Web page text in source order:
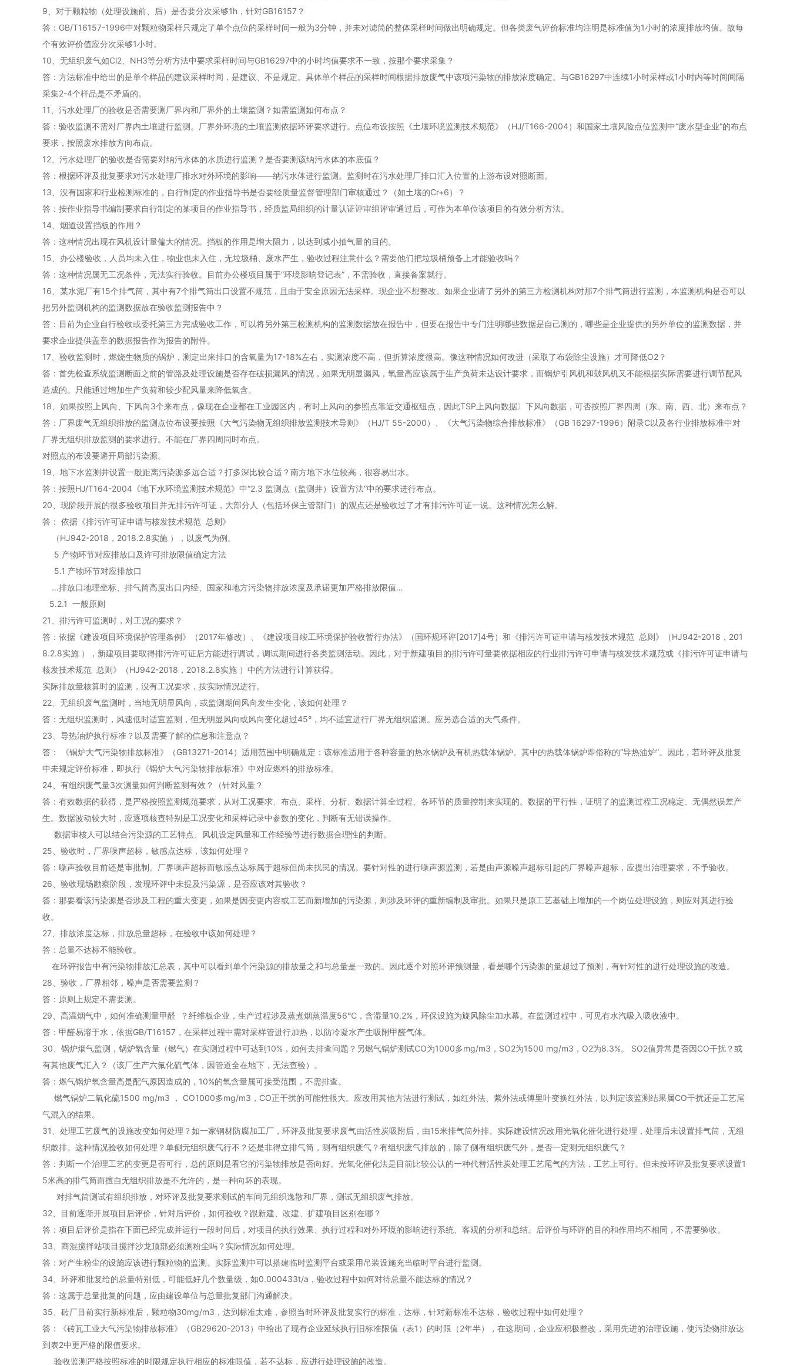
9、对于颗粒物（处理设施前、后）是否要分次采够1h，针对GB16157？
答：GB/T16157-1996中对颗粒物采样只规定了单个点位的采样时间一般为3分钟，并未对滤筒的整体采样时间做出明确规定。但各类废气评价标准均注明是标准值为1小时的浓度排放均值。故每
个有效评价值应分次采够1小时。
10、无组织废气如Cl2、NH3等分析方法中要求采样时间与GB16297中的小时均值要求不一致，按那个要求采集？
答：方法标准中给出的是单个样品的建议采样时间，是建议、不是规定。具体单个样品的采样时间根据排放废气中该项污染物的排放浓度确定。与GB16297中连续1小时采样或1小时内等时间间隔
采集2-4个样品是不矛盾的。
11、污水处理厂的验收是否需要测厂界内和厂界外的土壤监测？如需监测如何布点？
答：验收监测不需对厂界内土壤进行监测。厂界外环境的土壤监测依据环评要求进行。点位布设按照《土壤环境监测技术规范》（HJ/T166-2004）和国家土壤风险点位监测中“废水型企业”的布点
要求，按照废水排放方向布点。
12、污水处理厂的验收是否需要对纳污水体的水质进行监测？是否要测该纳污水体的本底值？
答：根据环评及批复要求对污水处理厂排水对外环境的影响——纳污水体进行监测。监测时在污水处理厂排口汇入位置的上游布设对照断面。
13、没有国家和行业检测标准的，自行制定的作业指导书是否要经质量监督管理部门审核通过？（如土壤的Cr+6）？
答：按作业指导书编制要求自行制定的某项目的作业指导书，经质监局组织的计量认证评审组评审通过后，可作为本单位该项目的有效分析方法。
14、烟道设置挡板的作用？
答：这种情况出现在风机设计量偏大的情况。挡板的作用是增大阻力，以达到减小抽气量的目的。
15、办公楼验收，人员均未入住，物业也未入住，无垃圾桶、废水产生，验收过程注意什么？需要他们把垃圾桶预备上才能验收吗？
答：这种情况属无工况条件，无法实行验收。目前办公楼项目属于“环境影响登记表”，不需验收，直接备案就行。
16、某水泥厂有15个排气筒，其中有7个排气筒出口设置不规范，且由于安全原因无法采样。现企业不想整改。如果企业请了另外的第三方检测机构对那7个排气筒进行监测，本监测机构是否可以
把另外监测机构的监测数据放在验收监测报告中？
答：目前为企业自行验收或委托第三方完成验收工作，可以将另外第三检测机构的监测数据放在报告中，但要在报告中专门注明哪些数据是自己测的，哪些是企业提供的另外单位的监测数据，并
要求企业提供盖章的数据报告作为报告的附件。
17、验收监测时，燃烧生物质的锅炉，测定出来排口的含氧量为17-18%左右，实测浓度不高，但折算浓度很高。像这种情况如何改进（采取了布袋除尘设施）才可降低O2？
答：首先检查系统监测断面之前的管路及处理设施是否存在破损漏风的情况，如果无明显漏风，氧量高应该属于生产负荷未达设计要求，而锅炉引风机和鼓风机又不能根据实际需要进行调节配风
造成的。只能通过增加生产负荷和较少配风量来降低氧含。
18、如果按照上风向、下风向3个来布点，像现在企业都在工业园区内，有时上风向的参照点靠近交通枢纽点，因此TSP上风向数据〉下风向数据，可否按照厂界四周（东、南、西、北）来布点？
答：厂界废气无组织排放的监测点位布设要按照《大气污染物无组织排放监测技术导则》（HJ/T 55-2000）、《大气污染物综合排放标准》（GB 16297-1996）附录C以及各行业排放标准中对
厂界无组织排放监测的要求进行。不能在厂界四周同时布点。
对照点的布设要避开局部污染源。
19、地下水监测井设置一般距离污染源多远合适？打多深比较合适？南方地下水位较高，很容易出水。
答：按照HJ/T164-2004《地下水环境监测技术规范》中“2.3 监测点（监测井）设置方法”中的要求进行布点。
20、现阶段开展的很多验收项目并无排污许可证，大部分人（包括环保主管部门）的观点还是验收过了才有排污许可证一说。这种情况怎么解。
答： 依据《排污许可证申请与核发技术规范 总则》
（HJ942-2018，2018.2.8实施 ），以废气为例。
5 产物环节对应排放口及许可排放限值确定方法
5.1 产物环节对应排放口
…排放口地理坐标、排气筒高度出口内经、国家和地方污染物排放浓度及承诺更加严格排放限值…
5.2.1 一般原则
21、排污许可监测时，对工况的要求？
答：依据《建设项目环境保护管理条例》（2017年修改）、《建设项目竣工环境保护验收暂行办法》（国环规环评[2017]4号）和《排污许可证申请与核发技术规范 总则》（HJ942-2018，201
8.2.8实施 ），新建项目要取得排污许可证后方能进行调试，调试期间进行各类监测活动。因此，对于新建项目的排污许可量要依据相应的行业排污许可申请与核发技术规范或《排污许可证申请与
核发技术规范 总则》（HJ942-2018，2018.2.8实施 ）中的方法进行计算获得。
实际排放量核算时的监测，没有工况要求，按实际情况进行。
22、无组织废气监测时，当地无明显风向，或监测期间风向发生变化，该如何处理？
答：无组织监测时，风速低时适宜监测，但无明显风向或风向变化超过45°，均不适宜进行厂界无组织监测。应另选合适的天气条件。
23、导热油炉执行标准？以及需要了解的信息和注意点？
答： 《锅炉大气污染物排放标准》（GB13271-2014）适用范围中明确规定：该标准适用于各种容量的热水锅炉及有机热载体锅炉。其中的热载体锅炉即俗称的“导热油炉”。因此，若环评及批复
中未规定评价标准，即执行《锅炉大气污染物排放标准》中对应燃料的排放标准。
24、有组织废气量3次测量如何判断监测有效？（针对风量？
答：有效数据的获得，是严格按照监测规范要求，从对工况要求、布点、采样、分析、数据计算全过程、各环节的质量控制来实现的。数据的平行性，证明了的监测过程工况稳定、无偶然误差产
生。数据波动较大时，应逐项核查特别是工况变化和采样记录中参数的变化，判断有无错误操作。
数据审核人可以结合污染源的工艺特点、风机设定风量和工作经验等进行数据合理性的判断。
25、验收时，厂界噪声超标，敏感点达标，该如何处理？
答：噪声验收目前还是审批制。厂界噪声超标而敏感点达标属于超标但尚未扰民的情况。要针对性的进行噪声源监测，若是由声源噪声超标引起的厂界噪声超标，应提出治理要求，不予验收。
26、验收现场勘察阶段，发现环评中未提及污染源，是否应该对其验收？
答：那要看该污染源是否涉及工程的重大变更，如果是因变更内容或工艺而新增加的污染源，则涉及环评的重新编制及审批。如果只是原工艺基础上增加的一个岗位处理设施，则应对其进行验
收。
27、排放浓度达标，排放总量超标，在验收中该如何处理？
答：总量不达标不能验收。
在环评报告中有污染物排放汇总表，其中可以看到单个污染源的排放量之和与总量是一致的。因此逐个对照环评预测量，看是哪个污染源的量超过了预测，有针对性的进行处理设施的改造。
28、验收，厂界相邻，噪声是否需要监测？
答：原则上规定不需要测。
29、高温烟气中，如何准确测量甲醛 ？纤维板企业，生产过程涉及蒸煮烟蒸温度56℃，含湿量10.2%，环保设施为旋风除尘加水幕。在监测过程中，可见有水汽吸入吸收液中。
答：甲醛易溶于水，依据GB/T16157，在采样过程中需对采样管进行加热，以防冷凝水产生吸附甲醛气体。
30、锅炉烟气监测，锅炉氧含量（燃气）在实测过程中可达到10%，如何去排查问题？另燃气锅炉测试CO为1000多mg/m3，SO2为1500 mg/m3，O2为8.3%。 SO2值异常是否因CO干扰？或
有其他废气汇入？（该厂生产六氟化硫气体，因管道全在地下，无法查验）。
答：燃气锅炉氧含量高是配气原因造成的，10%的氧含量属可接受范围，不需排查。
燃气锅炉二氧化硫1500 mg/m3 ， CO1000多mg/m3，CO正干扰的可能性很大。应改用其他方法进行测试，如红外法、紫外法或傅里叶变换红外法，以判定该监测结果属CO干扰还是工艺尾
气混入的结果。
31、处理工艺废气的设施改变如何处理？如一家钢材防腐加工厂，环评及批复要求废气由活性炭吸附后，由15米排气筒外排。实际建设情况改用光氧化催化进行处理，处理后未设置排气筒，无组
织散排。这种情况验收如何处理？单侧无组织废气行不？还是非得立排气筒，测有组织废气？有组织废气排放的，除了侧有组织废气外，是否一定测无组织废气？
答：判断一个治理工艺的变更是否可行，总的原则是看它的污染物排放是否向好。光氧化催化法是目前比较公认的一种代替活性炭处理工艺尾气的方法，工艺上可行。但未按环评及批复要求设置1
5米高的排气筒而擅自无组织排放是不允许的，是一种向坏的表现。
对排气筒测试有组织排放，对环评及批复要求测试的车间无组织逸散和厂界，测试无组织废气排放。
32、目前逐渐开展项目后评价，针对后评价，如何验收？跟新建、改建、扩建项目区别在哪？
答：项目后评价是指在下面已经完成并运行一段时间后，对项目的执行效果、执行过程和对外环境的影响进行系统、客观的分析和总结。后评价与环评的目的和作用均不相同，不需要验收。
33、商混搅拌站项目搅拌沙龙顶部必须测粉尘吗？实际情况如何处理。
答：对产生粉尘的设施应该进行颗粒物的监测。实际监测中可以搭建临时监测平台或采用吊装设施充当临时平台进行监测。
34、环评和批复给的总量特别低，可能低好几个数量级，如0.000433t/a，验收过程中如何对待总量不能达标的情况？
答：这属于总量批复的问题，应由建设单位与总量批复部门沟通解决。
35、砖厂目前实行新标准后，颗粒物30mg/m3，达到标准太难，参照当时环评及批复实行的标准，达标，针对新标准不达标，验收过程中如何处理？
答：《砖瓦工业大气污染物排放标准》（GB29620-2013）中给出了现有企业延续执行旧标准限值（表1）的时限（2年半），在这期间，企业应积极整改，采用先进的治理设施，使污染物排放达
到表2中更严格的限值要求。
验收监测严格按照标准的时限规定执行相应的标准限值，若不达标，应进行处理设施的改造。